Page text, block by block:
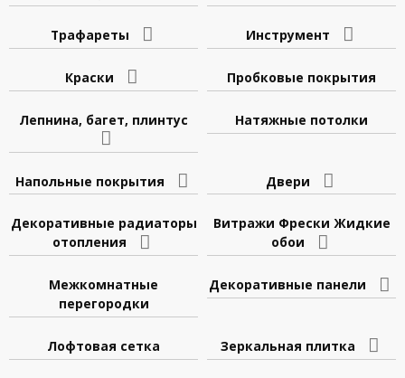
Трафареты Инструмент
Краски Пробковые покрытия
Лепнина, багет, плинтус Натяжные потолки
Напольные покрытия Двери
Декоративные радиаторы
отопления
Витражи Фрески Жидкие
обои
Межкомнатные
перегородки
Декоративные панели
Лофтовая сетка Зеркальная плитка